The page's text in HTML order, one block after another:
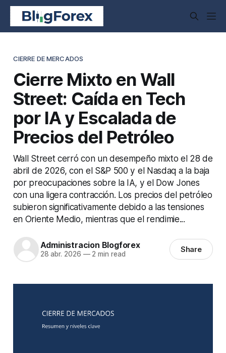
CIERRE DE MERCADOS
Cierre Mixto en Wall
Street: Caída en Tech
por IA y Escalada de
Precios del Petróleo
Wall Street cerró con un desempeño mixto el 28 de
abril de 2026, con el S&P 500 y el Nasdaq a la baja
por preocupaciones sobre la IA, y el Dow Jones
con una ligera contracción. Los precios del petróleo
subieron significativamente debido a las tensiones
en Oriente Medio, mientras que el rendimie...
Administracion Blogforex
28 abr. 2026 —2 min read Share